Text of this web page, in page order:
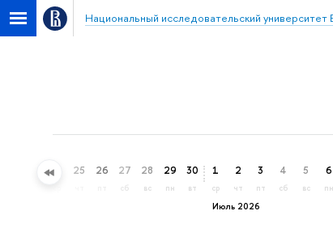
Национальный исследовательский университет
24 25 26 27
сб
28
вс
29
пн
30
вт
Июль 2026
1
ср
2
чт
3
пт
4
сб
5
вс
6
пн